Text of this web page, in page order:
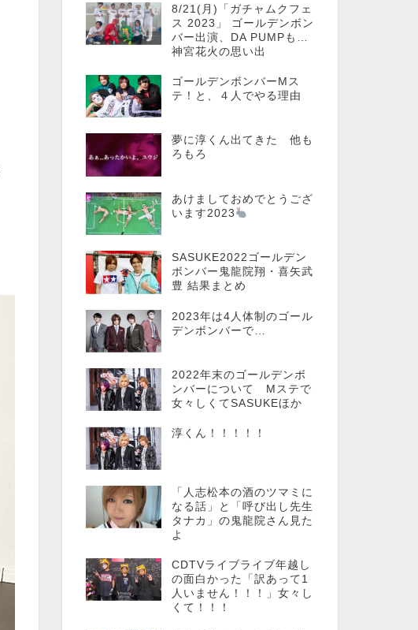
8/21(月)「ガチャムクフェ
ス 2023」 ゴールデンボン
バー出演、DA PUMPも…
神宮花火の思い出
ゴールデンボンバーMス
テ！と、４人でやる理由
夢に淳くん出てきた 他も
ろもろ
あけましておめでとうござ
います2023
SASUKE2022ゴールデン
ボンバー鬼龍院翔・喜矢武
豊 結果まとめ
2023年は4人体制のゴール
デンボンバーで…
2022年末のゴールデンボ
ンバーについて Mステで
女々しくてSASUKEほか
淳くん！！！！！
「人志松本の酒のツマミに
なる話」と「呼び出し先生
タナカ」の鬼龍院さん見た
よ
CDTVライブライブ年越し
の面白かった「訳あって1
人いません！！！」女々し
くて！！！